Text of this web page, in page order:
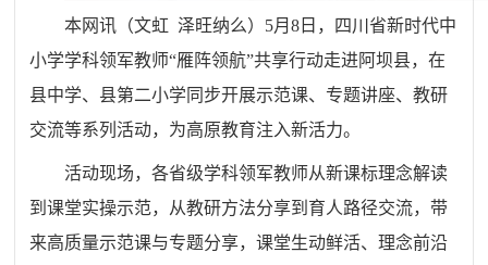
本网讯（文虹泽旺纳么） 5月8日，四川省新时代中
小学学科领军教师“雁阵领航”共享行动走进阿坝县，在
县中学、县第二小学同步开展示范课、专题讲座、教研
交流等系列活动，为高原教育注入新活力。
活动现场，各省级学科领军教师从新课标理念解读
到课堂实操示范，从教研方法分享到育人路径交流，带
来高质量示范课与专题分享，课堂生动鲜活、理念前沿